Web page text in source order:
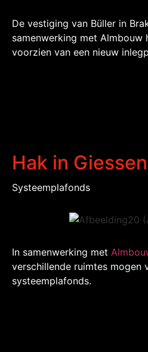
De vestiging van Büller in
samenwerking met Almbouw
voorzien van een nieuw
Hak in Giessen
Systeemplafonds
In samenwerking met
verschillende ruimtes mogen
systeemplafonds.